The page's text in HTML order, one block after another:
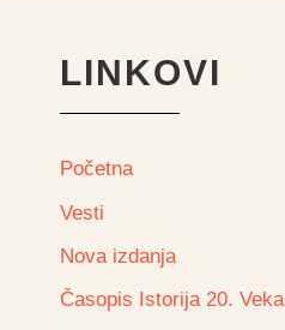
LINKOVI
Početna
Vesti
Nova izdanja
Časopis Istorija 20. Veka